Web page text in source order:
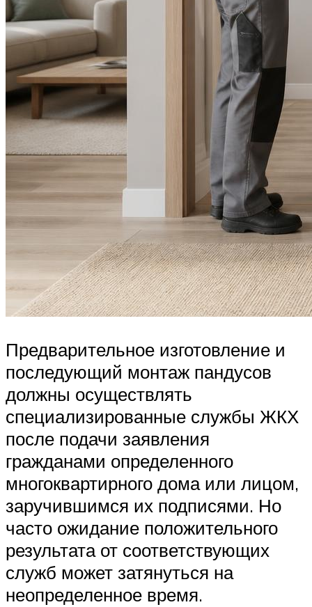
Предварительное изготовление и
последующий монтаж пандусов
должны осуществлять
специализированные службы ЖКХ
после подачи заявления
гражданами определенного
многоквартирного дома или лицом,
заручившимся их подписями. Но
часто ожидание положительного
результата от соответствующих
служб может затянуться на
неопределенное время.